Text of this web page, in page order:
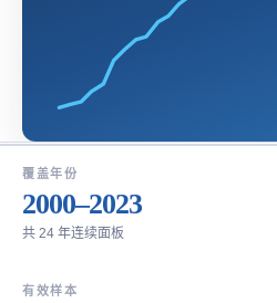
覆盖年份
2000–2023
共 24 年连续面板
有效样本